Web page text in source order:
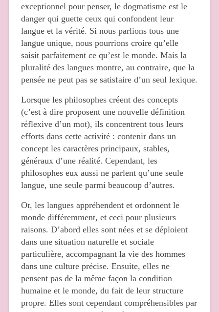
exceptionnel pour penser, le dogmatisme est le
danger qui guette ceux qui confondent leur
langue et la vérité. Si nous parlions tous une
langue unique, nous pourrions croire qu’elle
saisit parfaitement ce qu’est le monde. Mais la
pluralité des langues montre, au contraire, que la
pensée ne peut pas se satisfaire d’un seul lexique.
Lorsque les philosophes créent des concepts
(c’est à dire proposent une nouvelle définition
réflexive d’un mot), ils concentrent tous leurs
efforts dans cette activité : contenir dans un
concept les caractères principaux, stables,
généraux d’une réalité. Cependant, les
philosophes eux aussi ne parlent qu’une seule
langue, une seule parmi beaucoup d’autres.
Or, les langues appréhendent et ordonnent le
monde différemment, et ceci pour plusieurs
raisons. D’abord elles sont nées et se déploient
dans une situation naturelle et sociale
particulière, accompagnant la vie des hommes
dans une culture précise. Ensuite, elles ne
pensent pas de la même façon la condition
humaine et le monde, du fait de leur structure
propre. Elles sont cependant compréhensibles par